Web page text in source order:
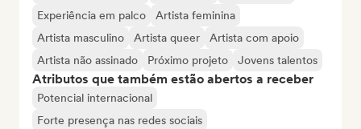
Experiência em palco
Artista feminina
Artista masculino
Artista queer
Artista com apoio
Artista não assinado
Próximo projeto Jovens talentos
Atributos que também estão abertos a receber
Potencial internacional
Forte presença nas redes sociais